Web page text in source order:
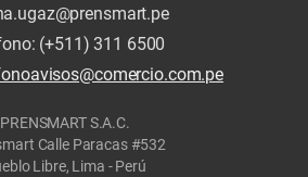
(+511) 311 6500
PRENSMART S.A.C.
Calle Paracas #532
Libre, Lima - Perú